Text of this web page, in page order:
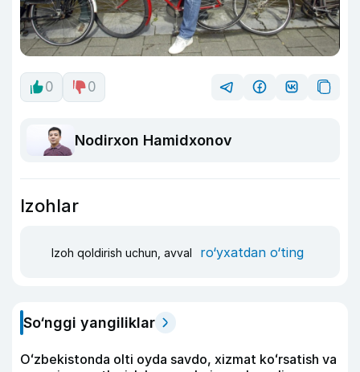
0 0
Nodirxon Hamidxonov
Izohlar
Izoh qoldirish uchun, avval ro‘yxatdan o‘ting
So‘nggi yangiliklar
Oʻzbekistonda olti oyda savdo, xizmat koʻrsatish va